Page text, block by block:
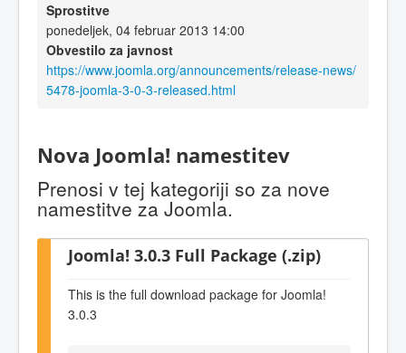
Sprostitve
ponedeljek, 04 februar 2013 14:00
Obvestilo za javnost
https://www.joomla.org/announcements/release-news/
5478-joomla-3-0-3-released.html
Nova Joomla! namestitev
Prenosi v tej kategoriji so za nove
namestitve za Joomla.
Joomla! 3.0.3 Full Package (.zip)
This is the full download package for Joomla!
3.0.3